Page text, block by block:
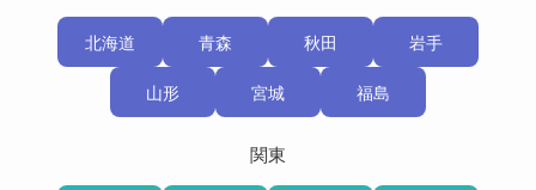
北海道 青森 秋田 岩手
山形 宮城 福島
関東